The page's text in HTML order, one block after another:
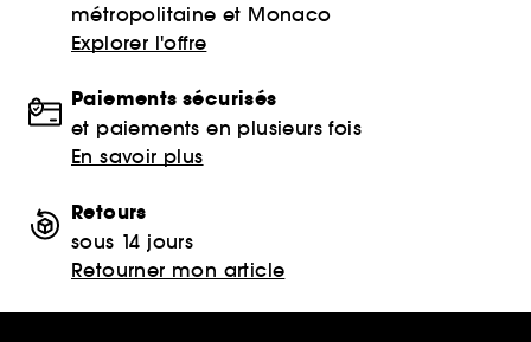
métropolitaine et Monaco
Explorer l'offre
Paiements sécurisés
et paiements en plusieurs fois
En savoir plus
Retours
sous 14 jours
Retourner mon article